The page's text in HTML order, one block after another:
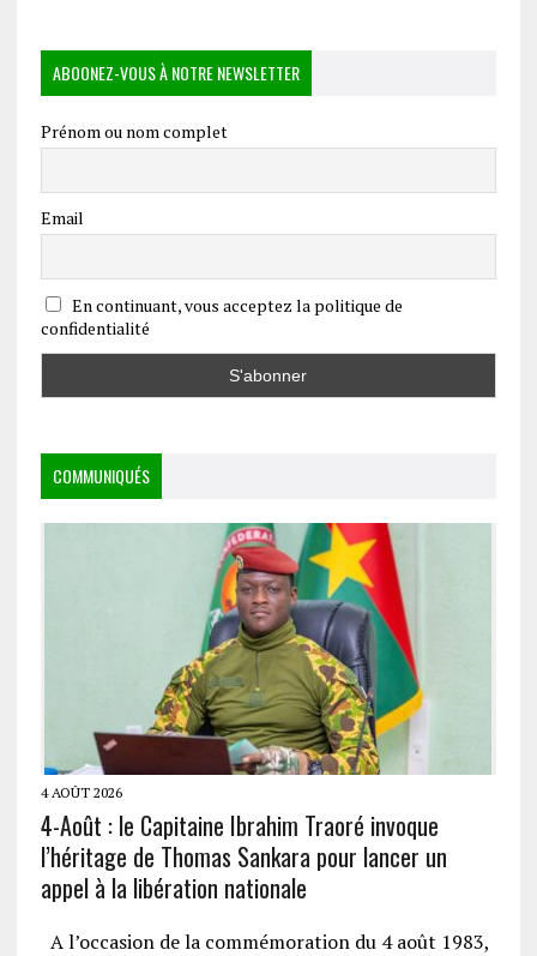
ABOONEZ-VOUS À NOTRE NEWSLETTER
Prénom ou nom complet
Email
En continuant, vous acceptez la politique de
confidentialité
COMMUNIQUÉS
4 AOÛT 2026
4-Août : le Capitaine Ibrahim Traoré invoque
l’héritage de Thomas Sankara pour lancer un
appel à la libération nationale
A l’occasion de la commémoration du 4 août 1983,